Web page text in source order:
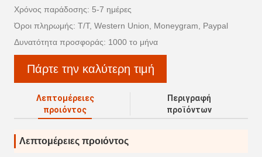
Χρόνος παράδοσης: 5-7 ημέρες
Όροι πληρωμής: T/T, Western Union, Moneygram, Paypal
Δυνατότητα προσφοράς: 1000 το μήνα
Πάρτε την καλύτερη τιμή
Λεπτομέρειες
προιόντος
Περιγραφή
προϊόντων
Λεπτομέρειες προιόντος